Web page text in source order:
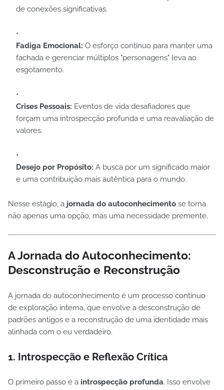
de conexões significativas.
Fadiga Emocional: O esforço contínuo para manter uma
fachada e gerenciar múltiplos "personagens" leva ao
esgotamento.
Crises Pessoais: Eventos de vida desafiadores que
forçam uma introspecção profunda e uma reavaliação de
valores.
Desejo por Propósito: A busca por um significado maior
e uma contribuição mais autêntica para o mundo.
Nesse estágio, a jornada do autoconhecimento se torna
não apenas uma opção, mas uma necessidade premente.
A Jornada do Autoconhecimento:
Desconstrução e Reconstrução
A jornada do autoconhecimento é um processo contínuo
de exploração interna, que envolve a desconstrução de
padrões antigos e a reconstrução de uma identidade mais
alinhada com o eu verdadeiro.
1. Introspecção e Reflexão Crítica
O primeiro passo é a introspecção profunda. Isso envolve